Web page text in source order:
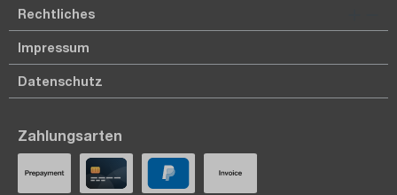
Rechtliches
Impressum
Datenschutz
Zahlungsarten